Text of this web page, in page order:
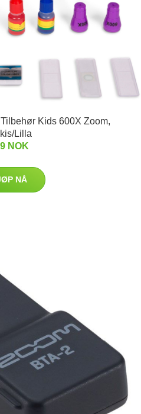
Kids 600X Zoom,
Lilla
NOK
NÅ